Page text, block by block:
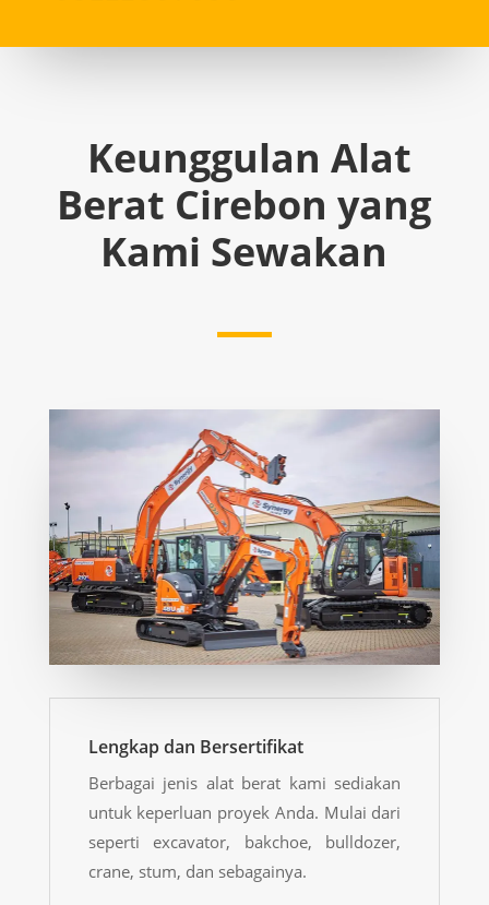
Keunggulan Alat
Berat Cirebon yang
Kami Sewakan
Lengkap dan Bersertifikat
Berbagai jenis alat berat kami sediakan
untuk keperluan proyek Anda. Mulai dari
seperti excavator, bakchoe, bulldozer,
crane, stum, dan sebagainya.